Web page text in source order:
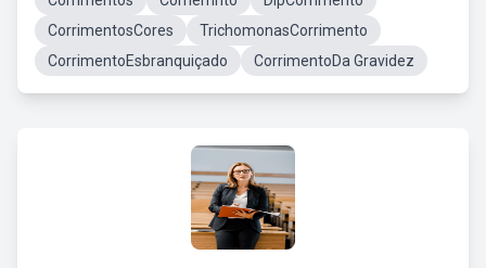
CorrimentosCores
TrichomonasCorrimento
CorrimentoEsbranquiçado
CorrimentoDa Gravidez